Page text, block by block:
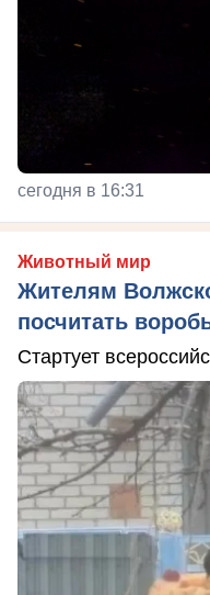
сегодня в 16:31
Животный мир
Жителям
посчитать
Стартует